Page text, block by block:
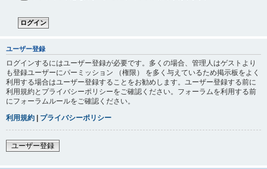
ユーザー登録
ログインするにはユーザー登録が必要です。多くの場合、管理人はゲストより
も登録ユーザーにパーミッション （権限） を多く与えているため掲示板をよく
利用する場合はユーザー登録することをお勧めします。ユーザー登録する前に
利用規約とプライバシーポリシーをご確認ください。フォーラムを利用する前
にフォーラムルールをご確認ください。
利用規約 | プライバシーポリシー
ユーザー登録